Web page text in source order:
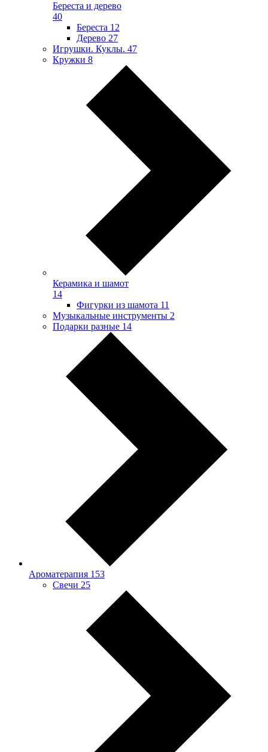
Береста и дерево
40
Береста 12
Дерево 27
Игрушки. Куклы. 47
Кружки 8
Керамика и шамот
14
Фигурки из шамота 11
Музыкальные инструменты 2
Подарки разные 14
Ароматерапия 153
Свечи 25